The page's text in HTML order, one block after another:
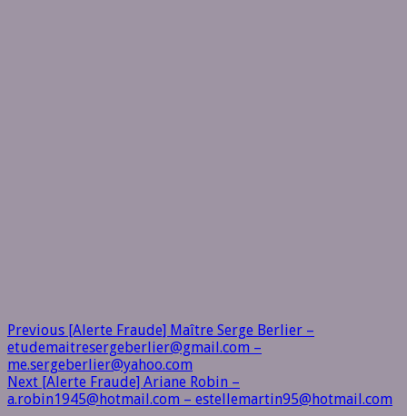
Previous [Alerte Fraude] Maître Serge Berlier –
etudemaitresergeberlier@gmail.com –
me.sergeberlier@yahoo.com
Next [Alerte Fraude] Ariane Robin –
a.robin1945@hotmail.com – estellemartin95@hotmail.com